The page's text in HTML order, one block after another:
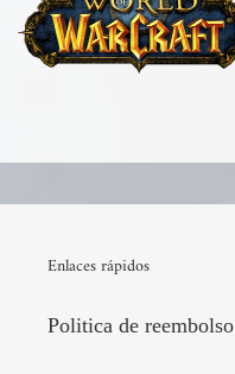
Enlaces rápidos
Politica de reembolso